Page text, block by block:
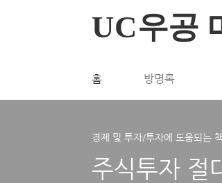
UC우공
홈 방명록
경제 및 투자/투자에 도움되는
주식투자 절